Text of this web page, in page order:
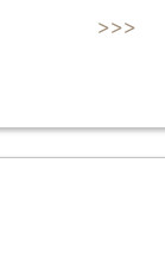
>>>